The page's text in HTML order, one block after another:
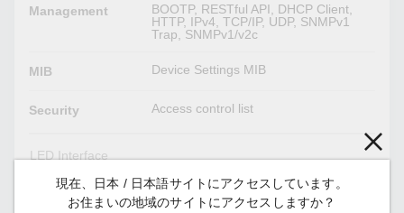
Management
BOOTP, RESTful API, DHCP Client,
HTTP, IPv4, TCP/IP, UDP, SNMPv1
Trap, SNMPv1/v2c
MIB Device Settings MIB
Security Access control list
LED Interface
LED Indicators Power, Ready, Port 1, Port 2
現在、日本 / 日本語サイトにアクセスしています。
お住まいの地域のサイトにアクセスしますか？